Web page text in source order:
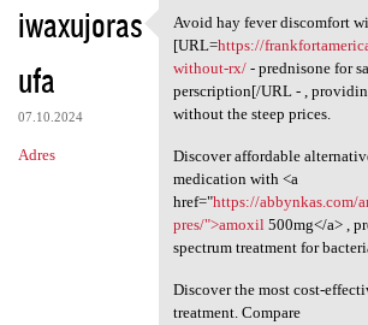
iwaxujoras
ufa
07.10.2024
Adres
Avoid hay fever
Avoid hay fever discomfort
[URL=https://
without-rx/- prednisone for
perscription[/URL - ,
without the steep prices.
Discover affordable
medication with <a
href="https://abbynkas.com/
pres/">amoxil 500mg</a> ,
spectrum treatment for
Discover the most cost-
treatment. Compare